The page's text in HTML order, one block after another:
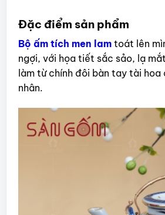
Đặc điểm sản phẩm
Bộ ấm tích men lamtoát lên
ngợi, với họa tiết sắc sảo, lạ
làm từ chính đôi bàn tay tài hoa
nhân.